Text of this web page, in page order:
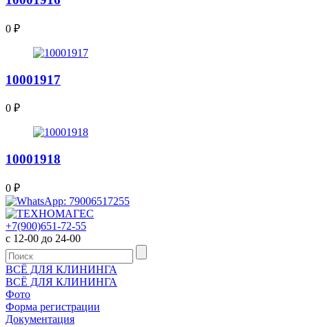
0 ₽
10001917
0 ₽
10001918
0 ₽
+7(900)651-72-55
с 12-00 до 24-00
ВСЁ ДЛЯ КЛИНИНГА
ВСЁ ДЛЯ КЛИНИНГА
Фото
Форма регистрации
Документация